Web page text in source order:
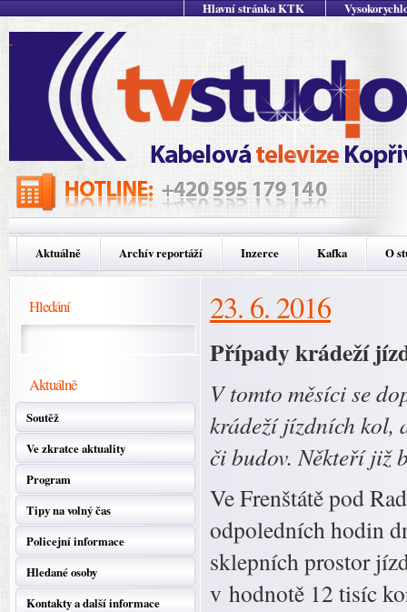
Hlavní stránka KTK
Aktuálně Archív reportáží Inzerce Kafka O
Hledání
Aktuálně
Soutěž
Ve zkratce aktuality
Program
Tipy na volný čas
Policejní informace
Hledané osoby
Kontakty a další informace
23. 6. 2016
Případy krádeží
V tomto měsíci se
krádeží jízdních kol,
či budov. Někteří již
Ve Frenštátě pod
odpoledních hodin
sklepních prostor
v hodnotě 12 tisíc